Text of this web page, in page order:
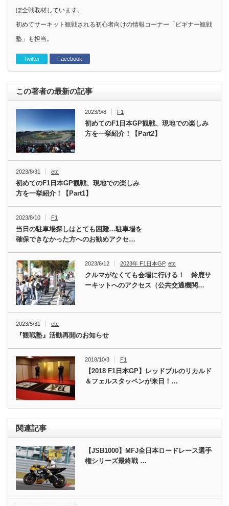
ぼ全戦取材しています。
初めてサーキット観戦される初心者向けの情報コーナー「ビギナー観戦
塾」も担当。
Twitter Facebook
この著者の最新の記事
2023/9/8 F1
初めてのF1日本GP観戦、現地での楽しみ
方を一挙紹介！【Part2】
2023/8/31 etc
初めてのF1日本GP観戦、現地での楽しみ
方を一挙紹介！【Part1】
2023/8/10 F1
当日の駐車場探しはとても困難…駐車場を
確保できなかった方へのお勧めアクセ…
2023/6/12 2023年 F1日本GP,etc
クルマがなくても会場に行ける！ 鈴鹿サ
ーキットへのアクセス（公共交通機関…
2023/5/31 etc
『観戦塾』活動再開のお知らせ
2018/10/3 F1
【2018 F1日本GP】レッドブルのリカルド
＆フェルスタッペンが来日！…
関連記事
【JSB1000】MFJ全日本ロードレース選手
権シリーズ最終戦 …